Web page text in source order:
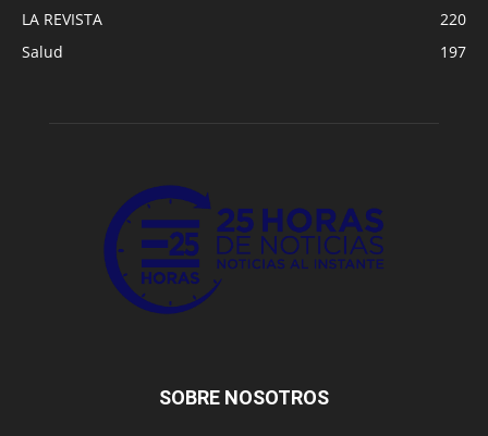
LA REVISTA
220
Salud
197
SOBRE NOSOTROS